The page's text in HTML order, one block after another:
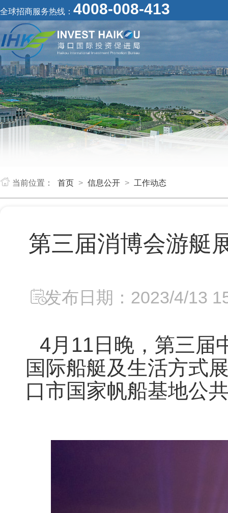
全球招商服务热线： 4008-008-413
当前位置： 首页 > 信息公开 > 工作动态
第三届消博会游艇
发布日期：2023/4/13
4月11日晚，第三届
国际船艇及生活方式
口市国家帆船基地公